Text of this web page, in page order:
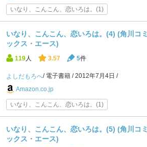
いなり、こんこん、恋いろは。(1)
いなり、こんこん、恋いろは。(4) (角川コミ
ックス・エース)
119 人 3.57 5件
よしだもろへ 電子書籍
2012年7月4日
Amazon.co.jp
いなり、こんこん、恋いろは。(1)
いなり、こんこん、恋いろは。(5) (角川コミ
ックス・エース)